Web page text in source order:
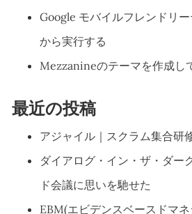
Google モバイルフレンドリ
から実行する
Mezzanineのテーマを作成し
最近の投稿
アジャイル｜スクラム集合研
ダイアログ・イン・ザ・ダー
ド会議に思いを馳せた
EBM(エビデンスベースドマ